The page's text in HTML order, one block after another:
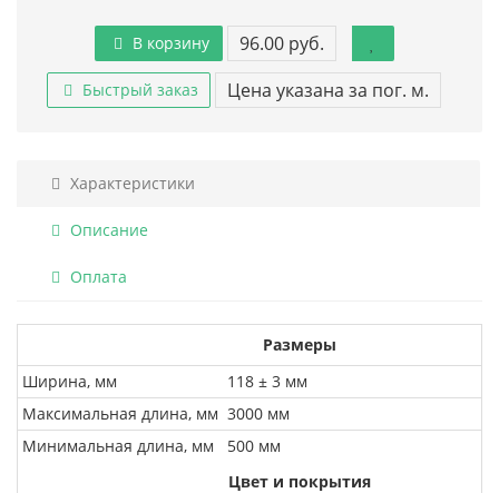
В корзину 96.00 руб.
Быстрый заказ Цена указана за пог. м.
Характеристики
Описание
Оплата
Размеры
Ширина, мм
118 ± 3 мм
Максимальная длина, мм 3000 мм
Минимальная длина, мм
500 мм
Цвет и покрытия